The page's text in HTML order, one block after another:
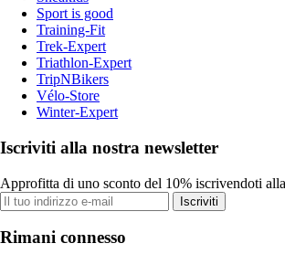
Sport is good
Training-Fit
Trek-Expert
Triathlon-Expert
TripNBikers
Vélo-Store
Winter-Expert
Iscriviti alla nostra newsletter
Approfitta di uno sconto del 10% iscrivendoti
Iscriviti
Rimani connesso